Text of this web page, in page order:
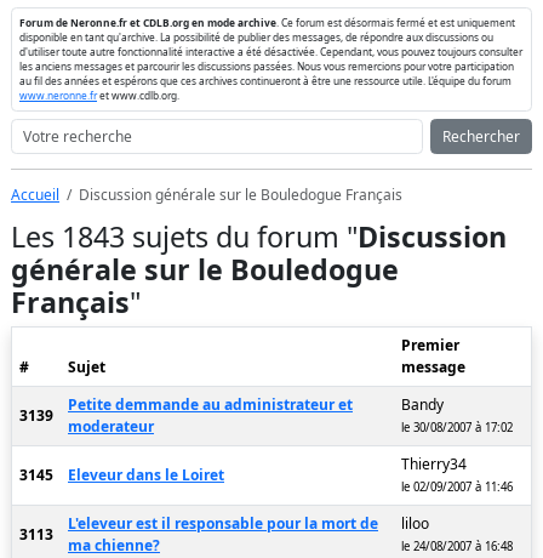
Forum de Neronne.fr et CDLB.org en mode archive . Ce forum est désormais fermé et est uniquement
disponible en tant qu'archive. La possibilité de publier des messages, de répondre aux discussions ou
d'utiliser toute autre fonctionnalité interactive a été désactivée. Cependant, vous pouvez toujours consulter
les anciens messages et parcourir les discussions passées. Nous vous remercions pour votre participation
au fil des années et espérons que ces archives continueront à être une ressource utile. L'équipe du forum
www.neronne.fret www.cdlb.org.
Rechercher
Accueil Discussion générale sur le Bouledogue Français
Les 1843 sujets du forum "Discussion
générale sur le Bouledogue
Français"
# Sujet
Premier
message
3139
Petite demmande au administrateur et
moderateur
Bandy
le 30/08/2007 à 17:02
3145 Eleveur dans le Loiret
Thierry34
le 02/09/2007 à 11:46
3113
L'eleveur est il responsable pour la mort de
ma chienne?
liloo
le 24/08/2007 à 16:48